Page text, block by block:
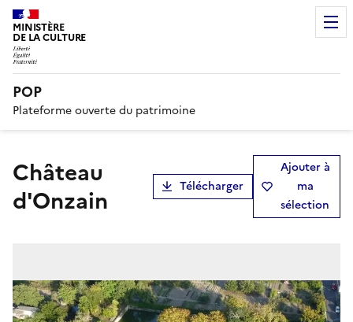
MINISTÈRE
DE LA CULTURE
POP
Plateforme ouverte du patrimoine
Château
d'Onzain
Télécharger
Ajouter à
ma
sélection